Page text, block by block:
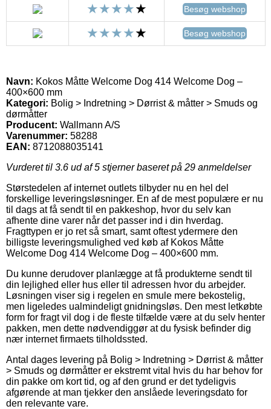
Besøg webshop
Besøg webshop
Navn: Kokos Måtte Welcome Dog 414 Welcome Dog –
400×600 mm
Kategori: Bolig > Indretning > Dørrist & måtter > Smuds og
dørmåtter
Producent: Wallmann A/S
Varenummer: 58288
EAN: 8712088035141
Vurderet til 3.6 ud af 5 stjerner baseret på 29 anmeldelser
Størstedelen af internet outlets tilbyder nu en hel del
forskellige leveringsløsninger. En af de mest populære er nu
til dags at få sendt til en pakkeshop, hvor du selv kan
afhente dine varer når det passer ind i din hverdag.
Fragttypen er jo ret så smart, samt oftest ydermere den
billigste leveringsmulighed ved køb af Kokos Måtte
Welcome Dog 414 Welcome Dog – 400×600 mm.
Du kunne derudover planlægge at få produkterne sendt til
din lejlighed eller hus eller til adressen hvor du arbejder.
Løsningen viser sig i regelen en smule mere bekostelig,
men ligeledes ualmindeligt gnidningsløs. Den mest letkøbte
form for fragt vil dog i de fleste tilfælde være at du selv henter
pakken, men dette nødvendiggør at du fysisk befinder dig
nær internet firmaets tilholdssted.
Antal dages levering på Bolig > Indretning > Dørrist & måtter
> Smuds og dørmåtter er ekstremt vital hvis du har behov for
din pakke om kort tid, og af den grund er det tydeligvis
afgørende at man tjekker den anslåede leveringsdato for
den relevante vare.